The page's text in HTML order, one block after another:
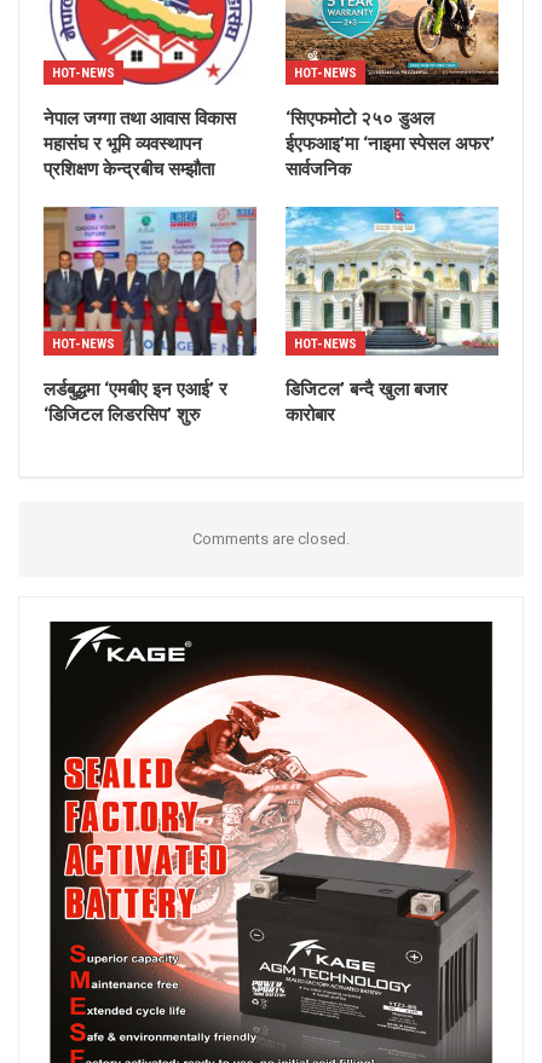
HOT-NEWS
नेपाल जग्गा तथा आवास विकास
महासंघ र भूमि व्यवस्थापन
प्रशिक्षण केन्द्रबीच सम्झौता
HOT-NEWS
‘सिएफमोटो २५० डुअल
ईएफआइ’मा ‘नाइमा स्पेसल अफर’
सार्वजनिक
HOT-NEWS
लर्डबुद्धमा ‘एमबीए इन एआई’ र
‘डिजिटल लिडरसिप’ शुरु
HOT-NEWS
डिजिटल’ बन्दै खुला बजार
कारोबार
Comments are closed.